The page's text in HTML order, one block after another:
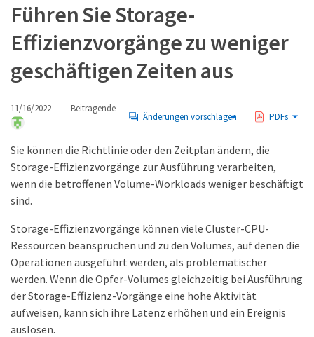
Führen Sie Storage-
Effizienzvorgänge zu weniger
geschäftigen Zeiten aus
11/16/2022 Beitragende
Änderungen vorschlagen PDFs
Sie können die Richtlinie oder den Zeitplan ändern, die
Storage-Effizienzvorgänge zur Ausführung verarbeiten,
wenn die betroffenen Volume-Workloads weniger beschäftigt
sind.
Storage-Effizienzvorgänge können viele Cluster-CPU-
Ressourcen beanspruchen und zu den Volumes, auf denen die
Operationen ausgeführt werden, als problematischer
werden. Wenn die Opfer-Volumes gleichzeitig bei Ausführung
der Storage-Effizienz-Vorgänge eine hohe Aktivität
aufweisen, kann sich ihre Latenz erhöhen und ein Ereignis
auslösen.